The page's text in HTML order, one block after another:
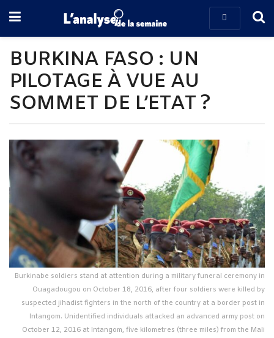
BURKINA FASO : UN
PILOTAGE À VUE AU
SOMMET DE L’ETAT ?
Burkinabe soldiers stand at attention during a military funeral ceremony in
Ouagadougou on October 18, 2016, after four soldiers were killed by
suspected jihadist fighters in the north of the country at a border post in
Intangom. Unidentified individuals attacked an advanced army post on
October 12, 2016 at Intangom, five kilometres (three miles) from the Mali